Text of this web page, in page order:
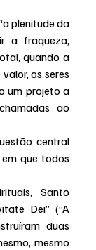
plenitude da
a fraqueza,
quando a
os seres
um projeto a
ao
central
que todos
Santo
Dei” (“A
duas
mesmo